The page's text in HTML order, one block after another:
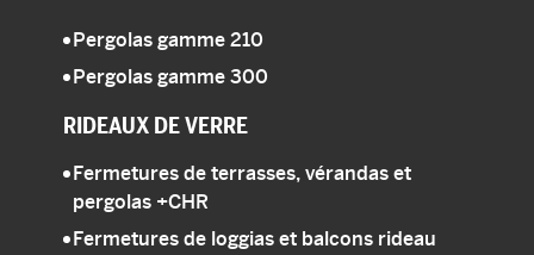
Pergolas gamme 210
Pergolas gamme 300
RIDEAUX DE VERRE
Fermetures de terrasses, vérandas et
pergolas+CHR
Fermetures de loggias et balcons rideau